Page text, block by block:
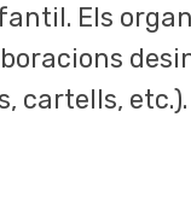
Els
cartells,